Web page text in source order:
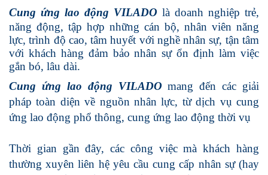
Cung ứng lao động VILADO là doanh nghiệp trẻ,
năng động, tập hợp những cán bộ, nhân viên năng
lực, trình độ cao, tâm huyết với nghề nhân sự, tận tâm
với khách hàng đảm bảo nhân sự ổn định làm việc
gắn bó, lâu dài.
Cung ứng lao động VILADOmang đến các giải
pháp toàn diện về nguồn nhân lực, từ dịch vụ cung
ứng lao động phổ thông, cung ứng lao động thời vụ
Thời gian gần đây, các công việc mà khách hàng
thường xuyên liên hệ yêu cầu cung cấp nhân sự (hay